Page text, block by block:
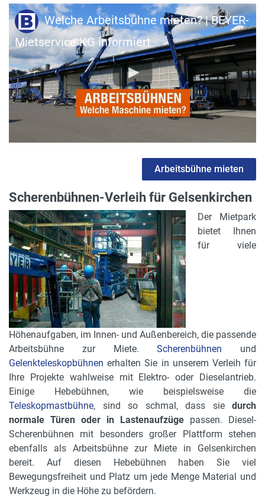
Welche Arbeitsbühne mieten? | BEYER-
Mietservice KG informiert
Arbeitsbühne mieten
Scherenbühnen-Verleih für Gelsenkirchen
Der Mietpark
bietet Ihnen
für viele
Höhenaufgaben, im Innen- und Außenbereich, die passende
Arbeitsbühne zur Miete.Scherenbühnen und
Gelenkteleskopbühnen erhalten Sie in unserem Verleih für
Ihre Projekte wahlweise mit Elektro- oder Dieselantrieb.
Einige Hebebühnen, wie beispielsweise die
Teleskopmastbühne, sind so schmal, dass sie durch
normale Türen oder in Lastenaufzüge passen. Diesel-
Scherenbühnen mit besonders großer Plattform stehen
ebenfalls als Arbeitsbühne zur Miete in Gelsenkirchen
bereit. Auf diesen Hebebühnen haben Sie viel
Bewegungsfreiheit und Platz um jede Menge Material und
Werkzeug in die Höhe zu befördern.